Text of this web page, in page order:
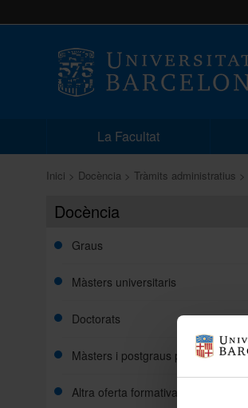
La Facultat
Inici Docència Tràmits administratius
Docència
Graus
Màsters universitaris
Doctorats
Màsters i postgraus propis
Altra oferta formativa